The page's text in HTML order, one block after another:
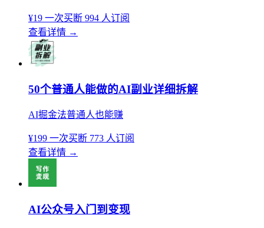
¥19 一次买断 994 人订阅
查看详情 →
50个普通人能做的AI副业详细拆解
AI掘金法普通人也能赚
¥199 一次买断 773 人订阅
查看详情 →
AI公众号入门到变现